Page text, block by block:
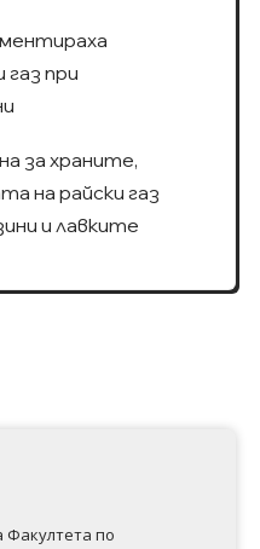
при
за храните,
на райски газ
и лавките
по